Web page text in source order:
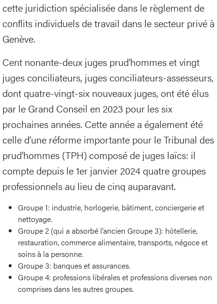
cette juridiction spécialisée dans le règlement de
conflits individuels de travail dans le secteur privé à
Genève.
Cent nonante-deux juges prud’hommes et vingt
juges conciliateurs, juges conciliateurs-assesseurs,
dont quatre-vingt-six nouveaux juges, ont été élus
par le Grand Conseil en 2023 pour les six
prochaines années. Cette année a également été
celle d’une réforme importante pour le Tribunal des
prud’hommes (TPH) composé de juges laïcs: il
compte depuis le 1er janvier 2024 quatre groupes
professionnels au lieu de cinq auparavant.
Groupe 1: industrie, horlogerie, bâtiment, conciergerie et
nettoyage.
Groupe 2 (qui a absorbé l’ancien Groupe 3): hôtellerie,
restauration, commerce alimentaire, transports, négoce et
soins à la personne.
Groupe 3: banques et assurances.
Groupe 4: professions libérales et professions diverses non
comprises dans les autres groupes.